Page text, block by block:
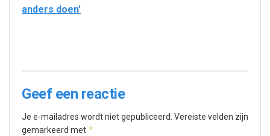
anders doen’
Geef een reactie
Je e-mailadres wordt niet gepubliceerd. Vereiste velden zijn
gemarkeerd met *